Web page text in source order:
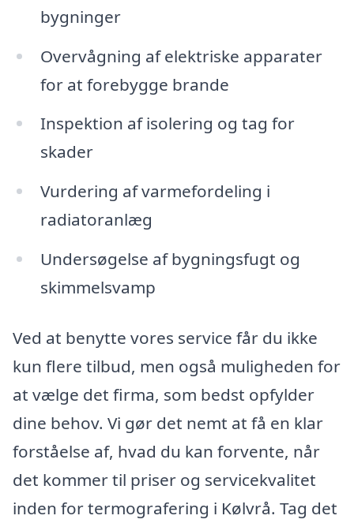
bygninger
Overvågning af elektriske apparater
for at forebygge brande
Inspektion af isolering og tag for
skader
Vurdering af varmefordeling i
radiatoranlæg
Undersøgelse af bygningsfugt og
skimmelsvamp
Ved at benytte vores service får du ikke
kun flere tilbud, men også muligheden for
at vælge det firma, som bedst opfylder
dine behov. Vi gør det nemt at få en klar
forståelse af, hvad du kan forvente, når
det kommer til priser og servicekvalitet
inden for termografering i Kølvrå. Tag det